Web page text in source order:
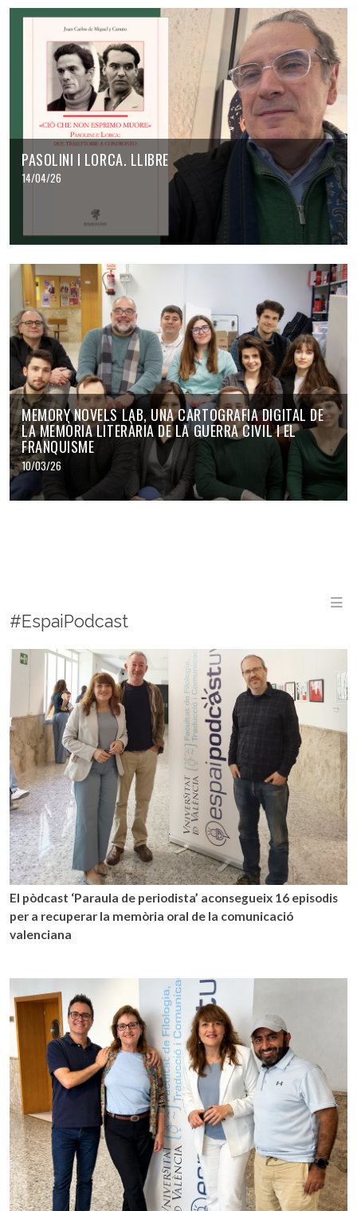
PASOLINI I LORCA. LLIBRE
14/04/26
MEMORY NOVELS LAB, UNA CARTOGRAFIA DIGITAL DE
LA MEMÒRIA LITERÀRIA DE LA GUERRA CIVIL I EL
FRANQUISME
10/03/26
#EspaiPodcast
El pòdcast ‘Paraula de periodista’ aconsegueix 16 episodis
per a recuperar la memòria oral de la comunicació
valenciana